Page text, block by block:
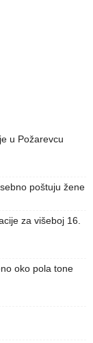
u Požarevcu
poštuju žene
za višeboj 16.
oko pola tone